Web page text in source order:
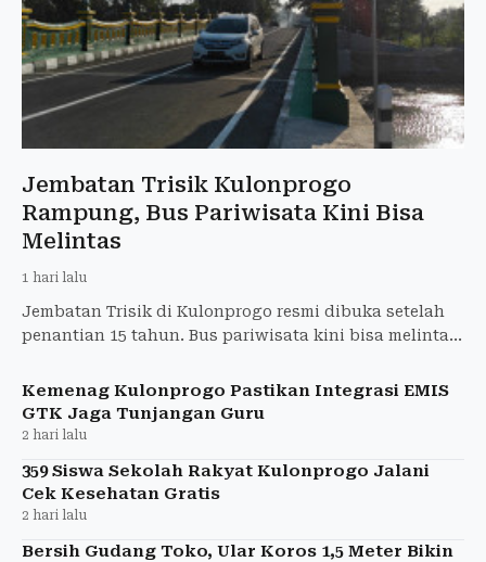
Jembatan Trisik Kulonprogo
Rampung, Bus Pariwisata Kini Bisa
Melintas
1 hari lalu
Jembatan Trisik di Kulonprogo resmi dibuka setelah
penantian 15 tahun. Bus pariwisata kini bisa melintas,
Kemenag Kulonprogo Pastikan Integrasi EMIS
GTK Jaga Tunjangan Guru
2 hari lalu
359 Siswa Sekolah Rakyat Kulonprogo Jalani
Cek Kesehatan Gratis
2 hari lalu
Bersih Gudang Toko, Ular Koros 1,5 Meter Bikin